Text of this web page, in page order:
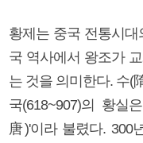
황제는 중국 전통시
국 역사에서 왕조가
는 것을 의미한다. 수(
국(618~907)의 황실
唐)'이라 불렸다. 300